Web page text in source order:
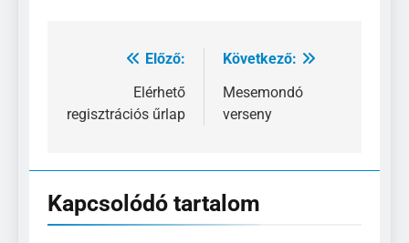
Bejegyzés
navigáció
Előző:
Elérhető
regisztrációs űrlap
Következő:
Mesemondó
verseny
Kapcsolódó tartalom